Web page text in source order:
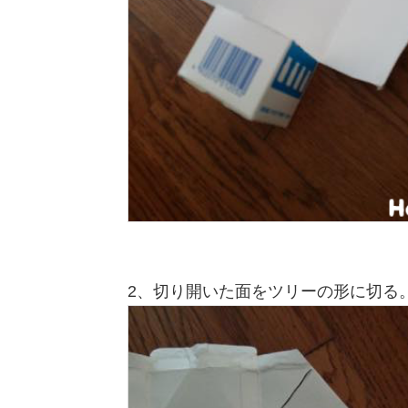
2、切り開いた面をツリーの形に切る